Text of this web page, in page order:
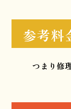
参考料
つまり修